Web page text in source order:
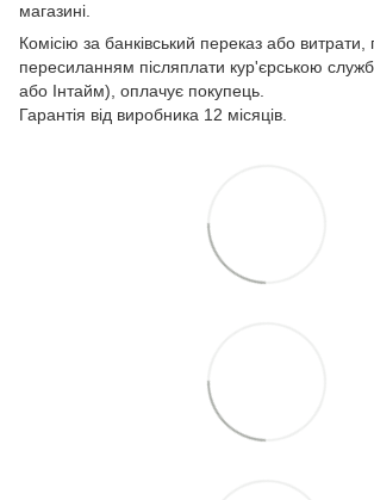
магазині.
Комісію за банківський переказ або витрати,
пересиланням післяплати кур'єрською
або Інтайм), оплачує покупець.
Гарантія від виробника 12 місяців.